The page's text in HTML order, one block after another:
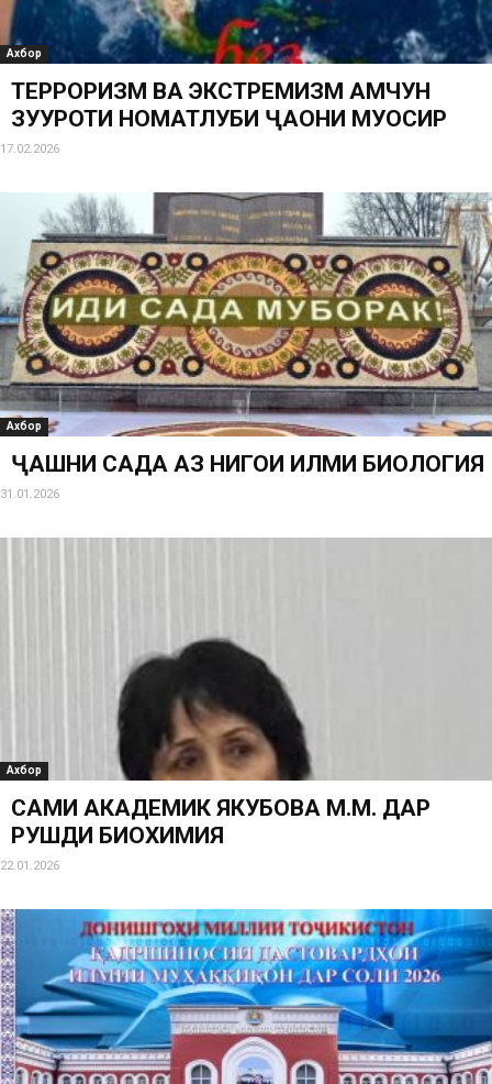
Ахбор
ТЕРРОРИЗМ ВА ЭКСТРЕМИЗМ ҲАМЧУН
ЗУҲУРОТИ НОМАТЛУБИ ҶАҲОНИ МУОСИР
17.02.2026
Ахбор
ҶАШНИ САДА АЗ НИГОҲИ ИЛМИ БИОЛОГИЯ
31.01.2026
Ахбор
САҲМИ АКАДЕМИК ЯКУБОВА М.М. ДАР
РУШДИ БИОХИМИЯ
22.01.2026